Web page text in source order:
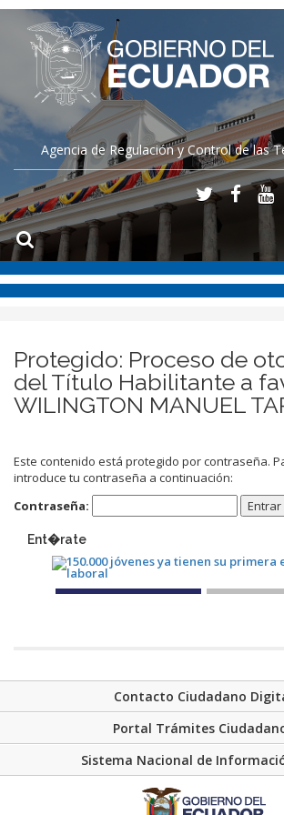
Agencia de Regulación y Control de las
Protegido: Proceso de
del Título Habilitante a
WILINGTON MANUEL
Este contenido está protegido por contraseña.
introduce tu contraseña a continuación:
Contraseña:
Ent�rate
Contacto Ciudadano
Portal Trámites
Sistema Nacional de